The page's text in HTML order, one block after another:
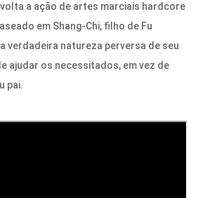
a ação de artes marciais hardcore
em Shang-Chi, filho de Fu
verdadeira natureza perversa de seu
ajudar os necessitados, em vez de
pai.